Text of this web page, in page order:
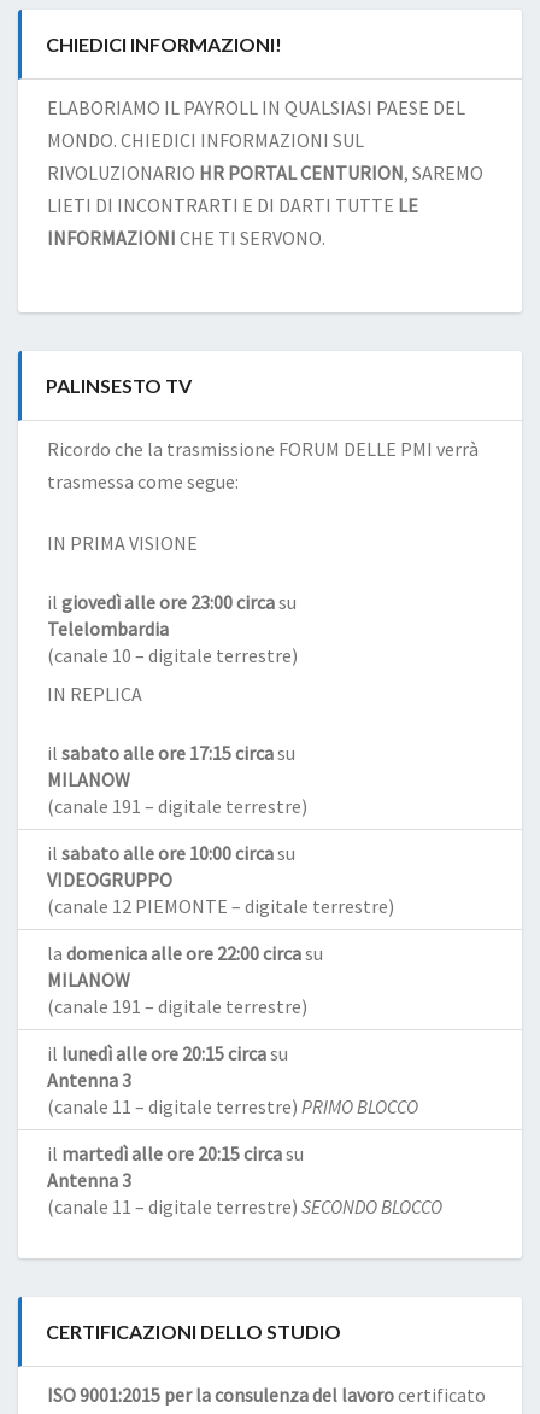
CHIEDICI INFORMAZIONI!
ELABORIAMO IL PAYROLL IN QUALSIASI PAESE DEL
MONDO. CHIEDICI INFORMAZIONI SUL
RIVOLUZIONARIO HR PORTAL CENTURION, SAREMO
LIETI DI INCONTRARTI E DI DARTI TUTTE LE
INFORMAZIONI CHE TI SERVONO.
PALINSESTO TV
Ricordo che la trasmissione FORUM DELLE PMI verrà
trasmessa come segue:
IN PRIMA VISIONE
il giovedì alle ore 23:00 circasu
Telelombardia
(canale 10 – digitale terrestre)
IN REPLICA
il sabato alle ore 17:15 circasu
MILANOW
(canale 191 – digitale terrestre)
il sabato alle ore 10:00 circasu
VIDEOGRUPPO
(canale 12 PIEMONTE – digitale terrestre)
la domenica alle ore 22:00 circasu
MILANOW
(canale 191 – digitale terrestre)
il lunedì alle ore 20:15 circasu
Antenna 3
(canale 11 – digitale terrestre) PRIMO BLOCCO
il martedì alle ore 20:15 circasu
Antenna 3
(canale 11 – digitale terrestre) SECONDO BLOCCO
CERTIFICAZIONI DELLO STUDIO
ISO 9001:2015 per la consulenza del lavorocertificato